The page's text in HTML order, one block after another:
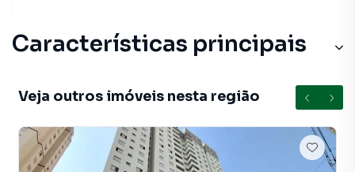
Características principais
Veja outros imóveis nesta região